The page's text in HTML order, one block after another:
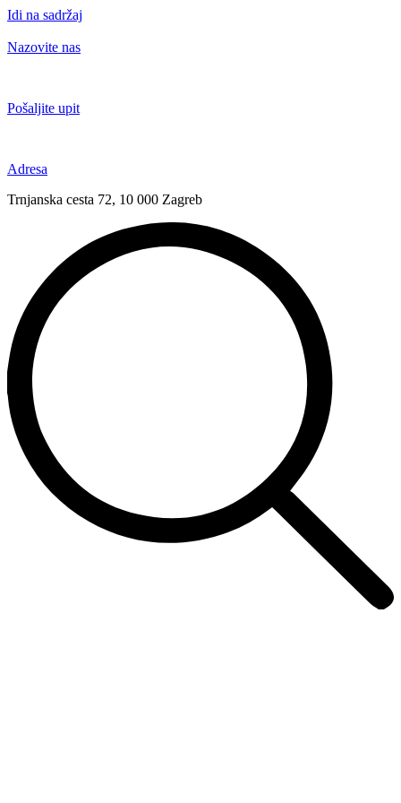
Idi na sadržaj
Nazovite nas
Pošaljite upit
Adresa
Trnjanska cesta 72, 10 000 Zagreb